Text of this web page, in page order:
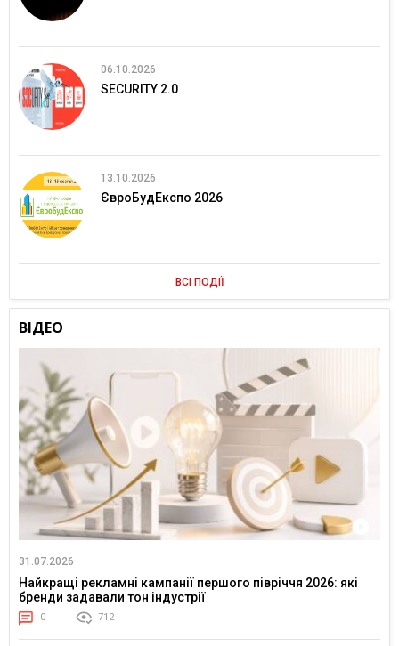
06.10.2026
SECURITY 2.0
13.10.2026
ЄвроБудЕкспо 2026
ВСІ ПОДІЇ
ВІДЕО
31.07.2026
Найкращі рекламні кампанії першого півріччя 2026: які
бренди задавали тон індустрії
0 712